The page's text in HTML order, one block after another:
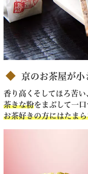
京のお茶屋が小
香り高くそしてほろ苦い
茶きな粉をまぶして一口
お茶好きの方にはたま